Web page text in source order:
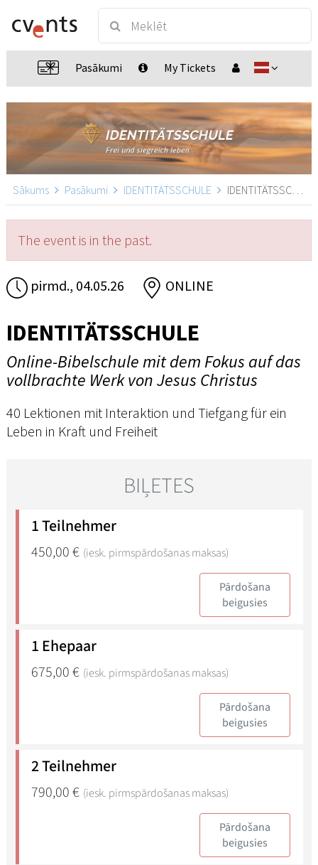
Pasākumi My Tickets
Sākums Pasākumi IDENTITÄTSSCHULE IDENTITÄTSSCHULE, ONLINE
The event is in the past.
pirmd., 04.05.26 ONLINE
IDENTITÄTSSCHULE
Online-Bibelschule mit dem Fokus auf das
vollbrachte Werk von Jesus Christus
40 Lektionen mit Interaktion und Tiefgang für ein
Leben in Kraft und Freiheit